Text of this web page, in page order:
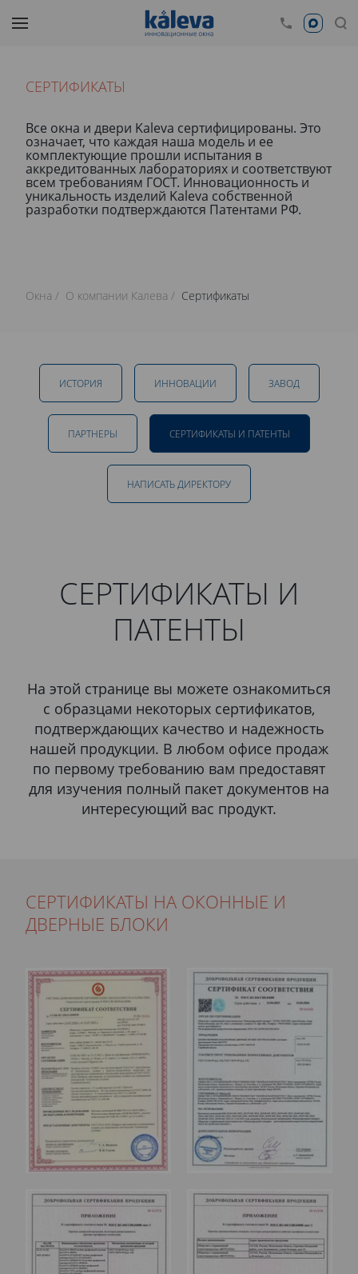
СЕРТИФИКАТЫ
Все окна и двери Kaleva сертифицированы. Это
означает, что каждая наша модель и ее
комплектующие прошли испытания в
аккредитованных лабораториях и соответствуют
всем требованиям ГОСТ. Инновационность и
уникальность изделий Kaleva собственной
разработки подтверждаются Патентами РФ.
Окна О компании Калева Сертификаты
ИСТОРИЯ ИННОВАЦИИ ЗАВОД
ПАРТНЕРЫ СЕРТИФИКАТЫ И ПАТЕНТЫ
НАПИСАТЬ ДИРЕКТОРУ
СЕРТИФИКАТЫ И
ПАТЕНТЫ
На этой странице вы можете ознакомиться
с образцами некоторых сертификатов,
подтверждающих качество и надежность
нашей продукции. В любом офисе продаж
по первому требованию вам предоставят
для изучения полный пакет документов на
интересующий вас продукт.
СЕРТИФИКАТЫ НА ОКОННЫЕ И
ДВЕРНЫЕ БЛОКИ